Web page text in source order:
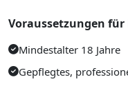
Voraussetzungen für
Mindestalter 18 Jahre
Gepflegtes,